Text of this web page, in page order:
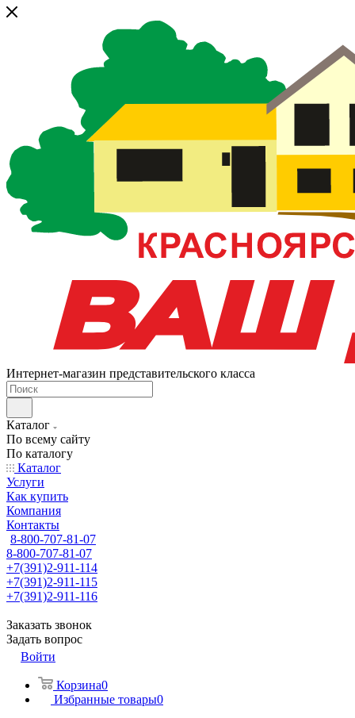
Интернет-магазин представительского класса
Каталог
По всему сайту
По каталогу
Каталог
Услуги
Как купить
Компания
Контакты
8-800-707-81-07
8-800-707-81-07
+7(391)2-911-114
+7(391)2-911-115
+7(391)2-911-116
Заказать звонок
Задать вопрос
Войти
Корзина0
Избранные товары0